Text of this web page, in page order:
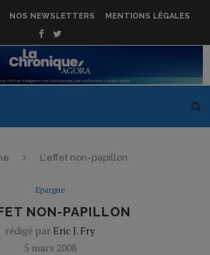
NOS NEWSLETTERS MENTIONS LÉGALES
L'effet non-papillon
Epargne
NON-PAPILLON
rédigé par Eric J. Fry
5 mars 2008